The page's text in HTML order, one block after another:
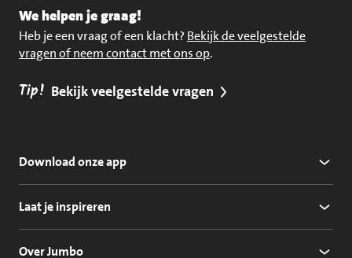
We helpen je graag!
Heb je een vraag of een klacht? Bekijk de veelgestelde
vragen of neem contact met ons op.
Tip! Bekijk veelgestelde vragen
Download onze app
Laat je inspireren
Over Jumbo